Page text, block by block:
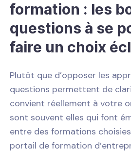
formation : les
questions à se
faire un choix
Plutôt que d’opposer les
questions permettent de
convient réellement à votre
sont souvent elles qui font
entre des formations
portail de formation